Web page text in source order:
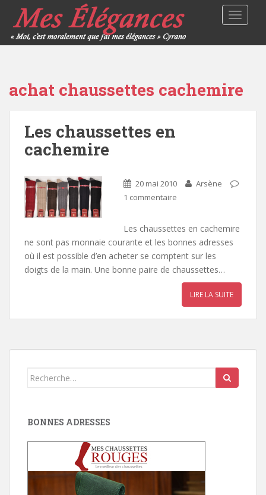
achat chaussettes cachemire
Les chaussettes en
cachemire
20 mai 2010
Arsène
1 commentaire
Les chaussettes en cachemire
ne sont pas monnaie courante et les bonnes adresses
où il est possible d’en acheter se comptent sur les
doigts de la main. Une bonne paire de chaussettes…
LIRE LA SUITE
Search
BONNES ADRESSES